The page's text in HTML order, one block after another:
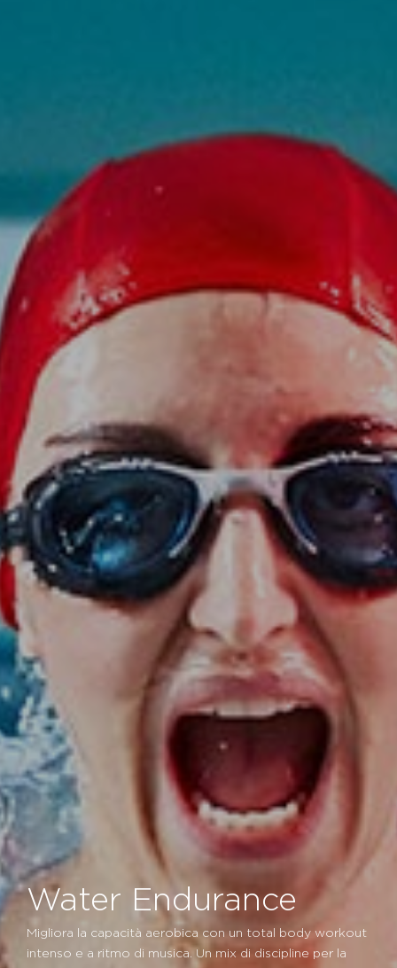
Water Endurance
Migliora la capacità aerobica con un total body workout
intenso e a ritmo di musica. Un mix di discipline per la